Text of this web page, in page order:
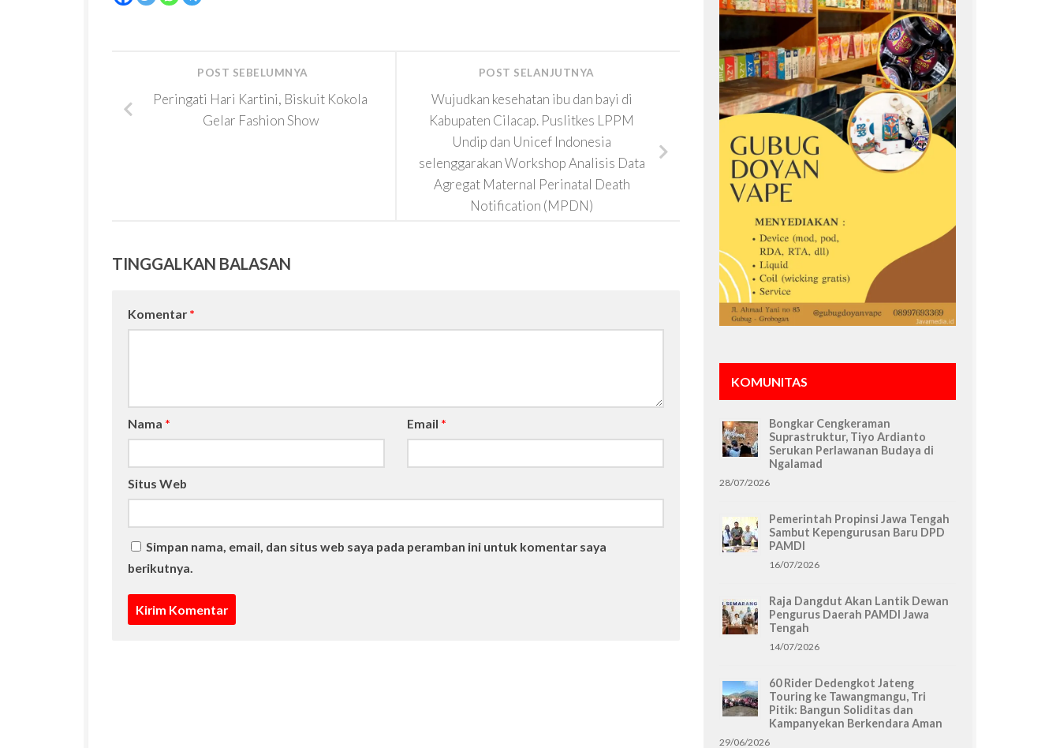
POST SELANJUTNYA
Wujudkan kesehatan ibu dan bayi di
Kabupaten Cilacap. Puslitkes LPPM
Undip dan Unicef Indonesia
selenggarakan Workshop Analisis Data
Agregat Maternal Perinatal Death
Notification (MPDN)
POST SEBELUMNYA
Peringati Hari Kartini, Biskuit Kokola
Gelar Fashion Show
TINGGALKAN BALASAN
Komentar *
Nama * Email *
Situs Web
Simpan nama, email, dan situs web saya pada peramban ini untuk komentar saya
berikutnya.
KOMUNITAS
Bongkar Cengkeraman
Suprastruktur, Tiyo Ardianto
Serukan Perlawanan Budaya di
Ngalamad
28/07/2026
Pemerintah Propinsi Jawa Tengah
Sambut Kepengurusan Baru DPD
PAMDI
16/07/2026
Raja Dangdut Akan Lantik Dewan
Pengurus Daerah PAMDI Jawa
Tengah
14/07/2026
60 Rider Dedengkot Jateng
Touring ke Tawangmangu, Tri
Pitik: Bangun Soliditas dan
Kampanyekan Berkendara Aman
29/06/2026